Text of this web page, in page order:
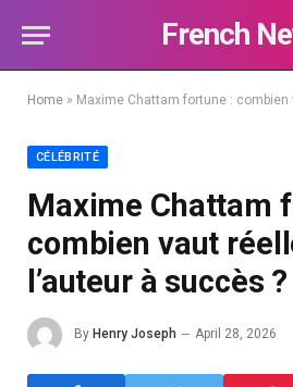
French
Home » Maxime Chattam fortune : combien vaut
CÉLÉBRITÉ
Maxime Chattam
combien vaut
l’auteur à succès ?
By Henry Joseph April 28, 2026